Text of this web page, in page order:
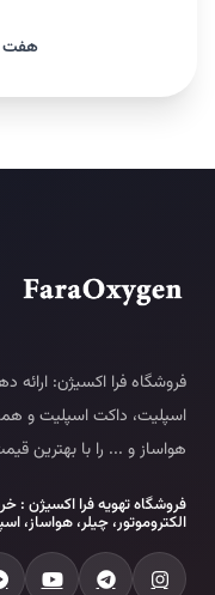
هفت
فروشگاه فرا اکسیژن: ارائه
اسپلیت، داکت اسپلیت و
هواساز و ... را با بهترین
فروشگاه تهویه فرا اکسیژن :
الکتروموتور، چیلر،